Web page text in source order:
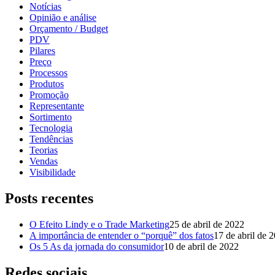
Notícias
Opinião e análise
Orçamento / Budget
PDV
Pilares
Preço
Processos
Produtos
Promoção
Representante
Sortimento
Tecnologia
Tendências
Teorias
Vendas
Visibilidade
Posts recentes
O Efeito Lindy e o Trade Marketing25 de abril de 2022
A importância de entender o “porquê” dos fatos17 de abril de
Os 5 As da jornada do consumidor10 de abril de 2022